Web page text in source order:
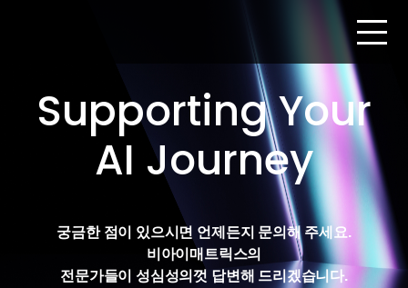
Supporting Your
AI Journey
궁금한 점이 있으시면 언제든지 문의해 주세요.
비아이매트릭스의
전문가들이 성심성의껏 답변해 드리겠습니다.